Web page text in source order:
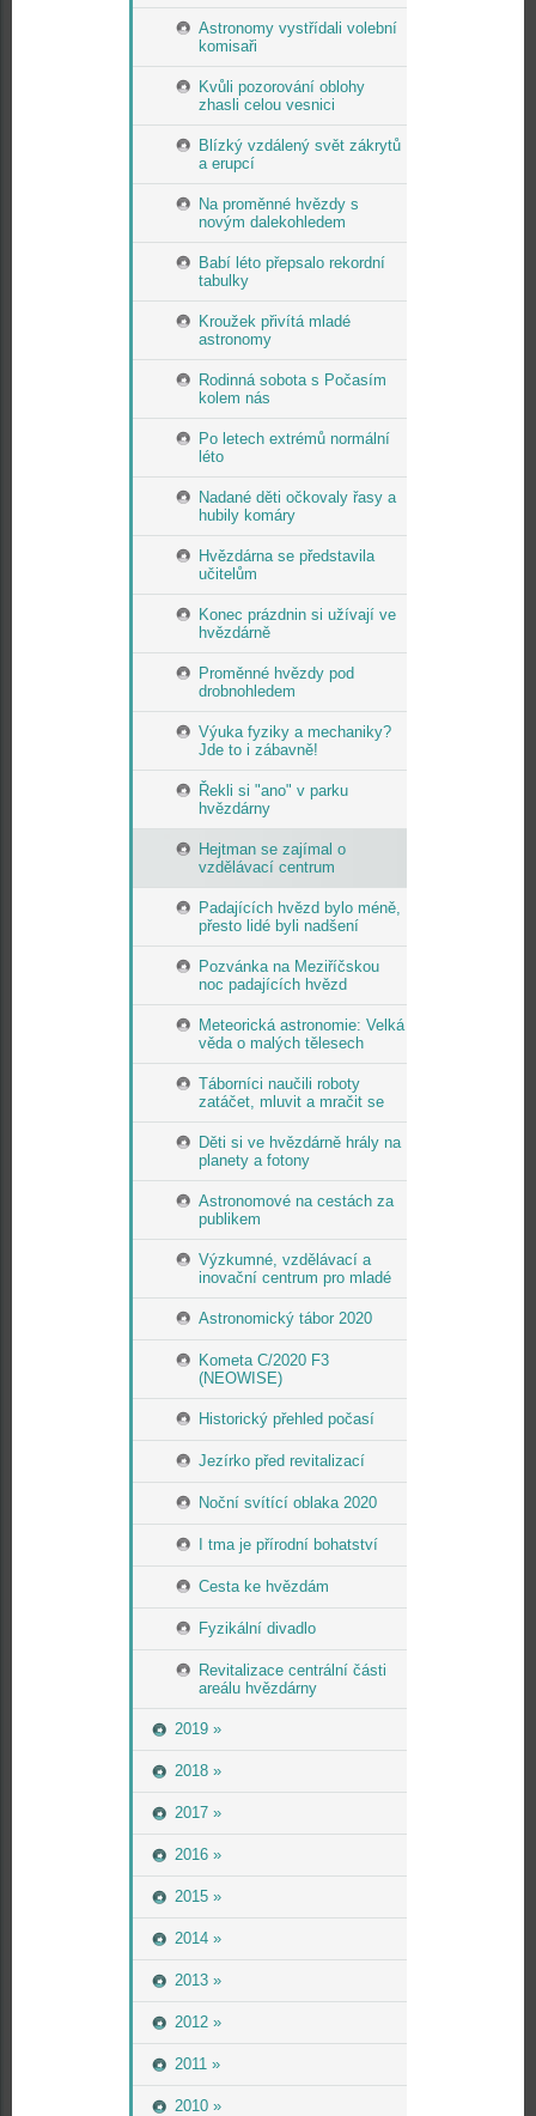
Astronomy vystřídali volební
komisaři
Kvůli pozorování oblohy
zhasli celou vesnici
Blízký vzdálený svět zákrytů
a erupcí
Na proměnné hvězdy s
novým dalekohledem
Babí léto přepsalo rekordní
tabulky
Kroužek přivítá mladé
astronomy
Rodinná sobota s Počasím
kolem nás
Po letech extrémů normální
léto
Nadané děti očkovaly řasy a
hubily komáry
Hvězdárna se představila
učitelům
Konec prázdnin si užívají ve
hvězdárně
Proměnné hvězdy pod
drobnohledem
Výuka fyziky a mechaniky?
Jde to i zábavně!
Řekli si "ano" v parku
hvězdárny
Hejtman se zajímal o
vzdělávací centrum
Padajících hvězd bylo méně,
přesto lidé byli nadšení
Pozvánka na Meziříčskou
noc padajících hvězd
Meteorická astronomie: Velká
věda o malých tělesech
Táborníci naučili roboty
zatáčet, mluvit a mračit se
Děti si ve hvězdárně hrály na
planety a fotony
Astronomové na cestách za
publikem
Výzkumné, vzdělávací a
inovační centrum pro mladé
Astronomický tábor 2020
Kometa C/2020 F3
(NEOWISE)
Historický přehled počasí
Jezírko před revitalizací
Noční svítící oblaka 2020
I tma je přírodní bohatství
Cesta ke hvězdám
Fyzikální divadlo
Revitalizace centrální části
areálu hvězdárny
2019 »
2018 »
2017 »
2016 »
2015 »
2014 »
2013 »
2012 »
2011 »
2010 »